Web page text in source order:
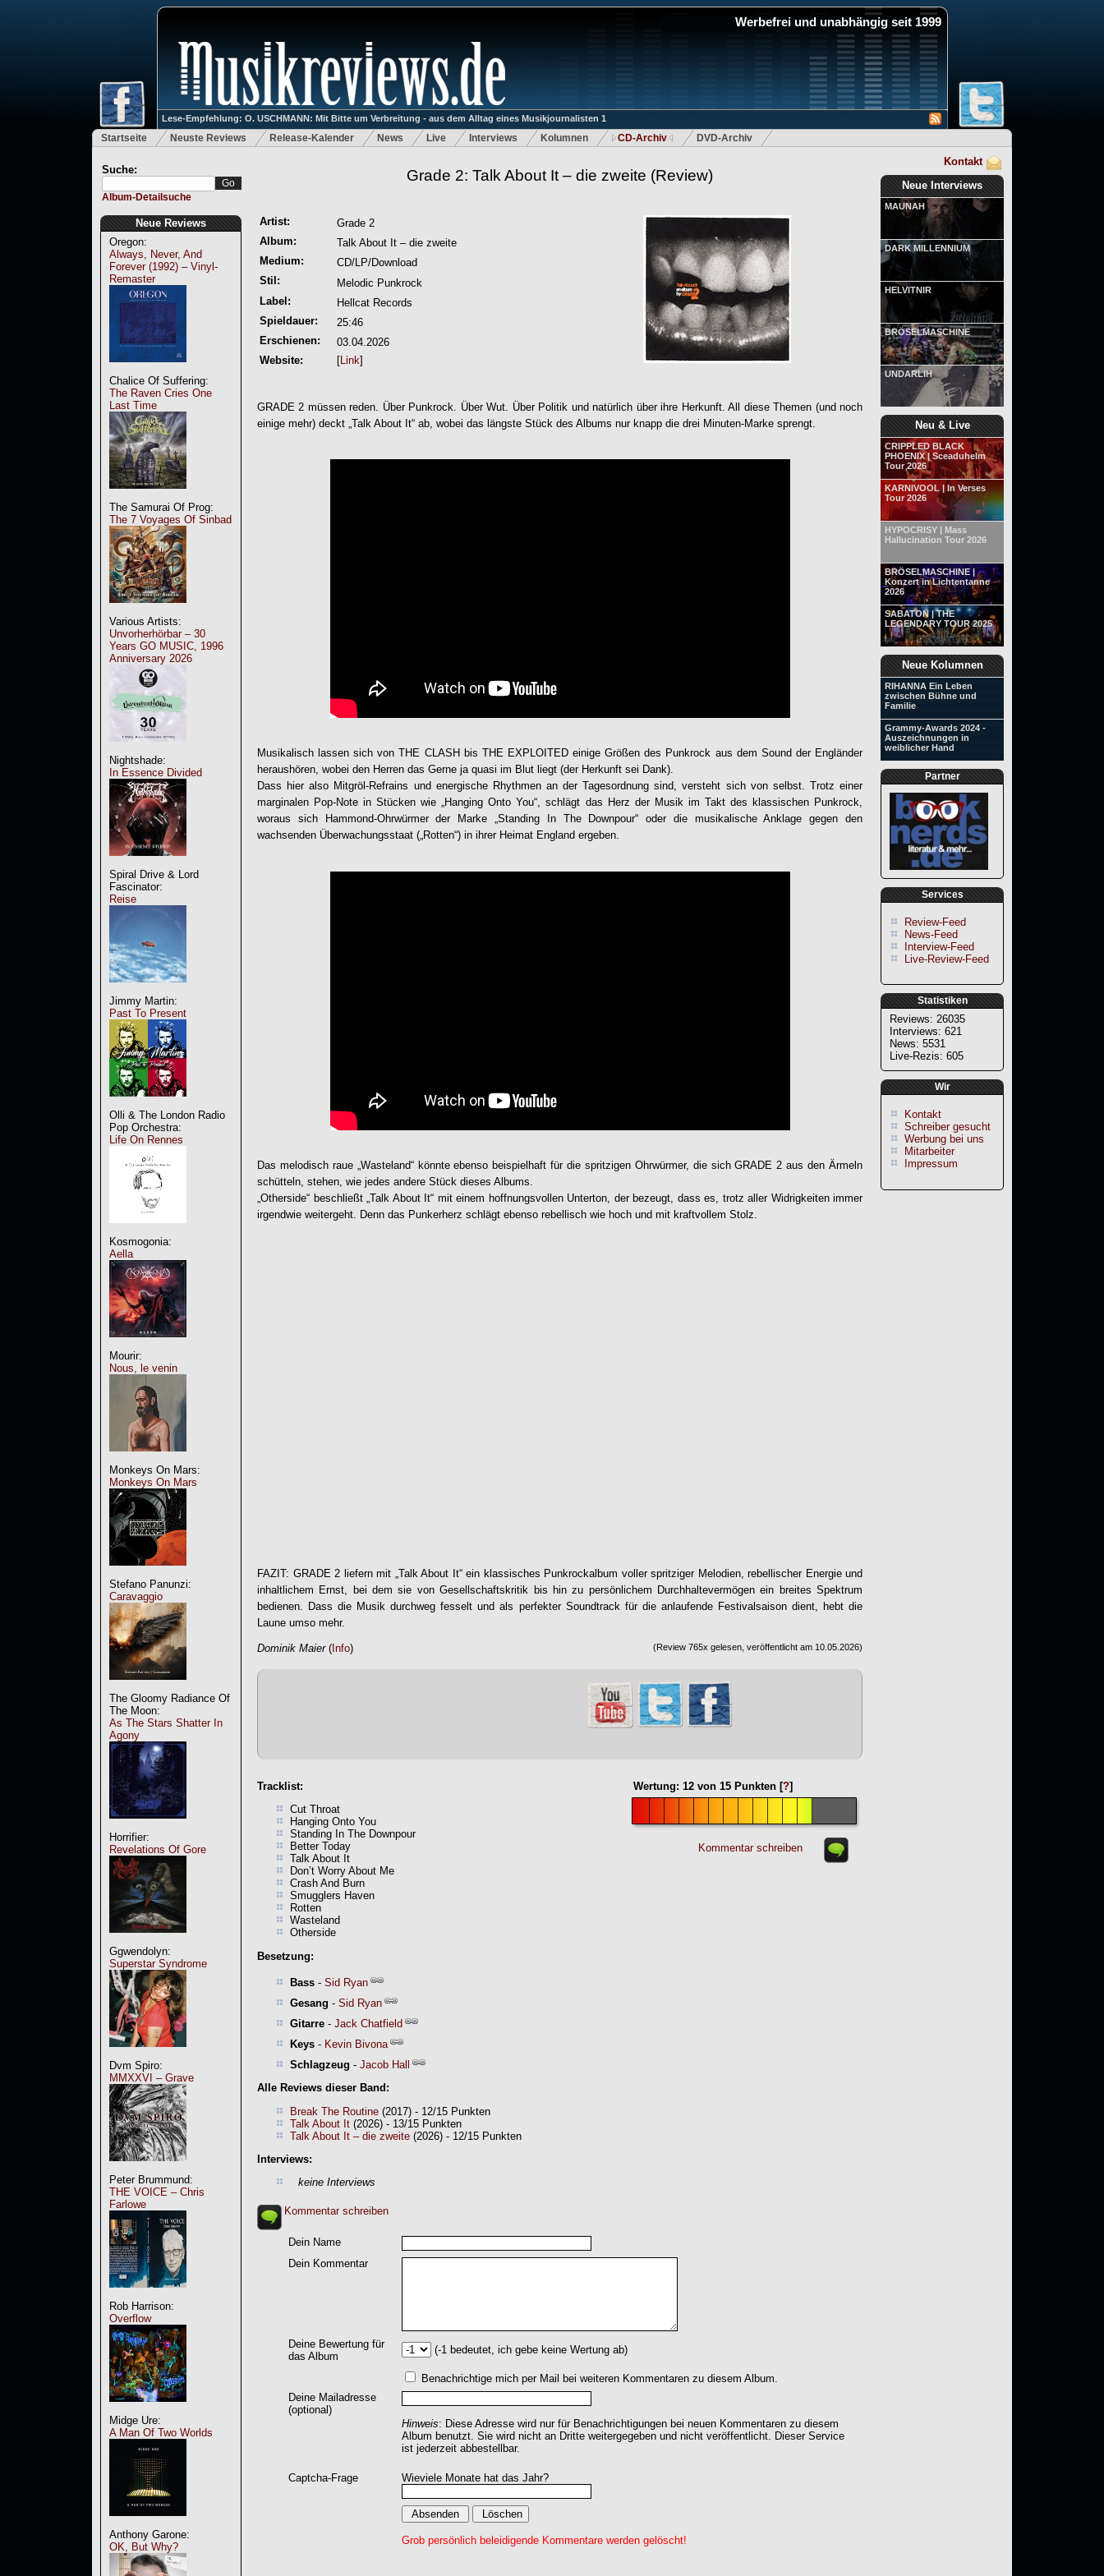
Werbefrei und unabhängig seit 1999
Lese-Empfehlung: O. USCHMANN: Mit Bitte um Verbreitung - aus dem Alltag eines Musikjournalisten 1
Startseite Neuste Reviews Release-Kalender News Live Interviews Kolumnen CD-Archiv DVD-Archiv
Suche:
Album-Detailsuche
Neue Reviews
Oregon:
Always, Never, And
Forever (1992) – Vinyl-
Remaster
Chalice Of Suffering:
The Raven Cries One
Last Time
The Samurai Of Prog:
The 7 Voyages Of Sinbad
Various Artists:
Unvorherhörbar – 30
Years GO MUSIC, 1996
Anniversary 2026
Nightshade:
In Essence Divided
Spiral Drive & Lord
Fascinator:
Reise
Jimmy Martin:
Past To Present
Olli & The London Radio
Pop Orchestra:
Life On Rennes
Kosmogonia:
Aella
Mourir:
Nous, le venin
Monkeys On Mars:
Monkeys On Mars
Stefano Panunzi:
Caravaggio
The Gloomy Radiance Of
The Moon:
As The Stars Shatter In
Agony
Horrifier:
Revelations Of Gore
Ggwendolyn:
Superstar Syndrome
Dvm Spiro:
MMXXVI – Grave
Peter Brummund:
THE VOICE – Chris
Farlowe
Rob Harrison:
Overflow
Midge Ure:
A Man Of Two Worlds
Anthony Garone:
OK, But Why?
Kontakt
Neue Interviews
MAUNAH
DARK MILLENNIUM
HELVITNIR
BRÖSELMASCHINE
UNDARLIH
Neu & Live
CRIPPLED BLACK
PHOENIX | Sceaduhelm
Tour 2026
KARNIVOOL | In Verses
Tour 2026
HYPOCRISY | Mass
Hallucination Tour 2026
BRÖSELMASCHINE |
Konzert in Lichtentanne
2026
SABATON | THE
LEGENDARY TOUR 2025
Neue Kolumnen
RIHANNA Ein Leben
zwischen Bühne und
Familie
Grammy-Awards 2024 -
Auszeichnungen in
weiblicher Hand
Partner
Services
Review-Feed
News-Feed
Interview-Feed
Live-Review-Feed
Statistiken
Reviews: 26035
Interviews: 621
News: 5531
Live-Rezis: 605
Wir
Kontakt
Schreiber gesucht
Werbung bei uns
Mitarbeiter
Impressum
Grade 2: Talk About It – die zweite (Review)
Artist:
Grade 2
Album:
Talk About It – die zweite
Medium:
CD/LP/Download
Stil:
Melodic Punkrock
Label:
Hellcat Records
Spieldauer:
25:46
Erschienen:
03.04.2026
Website:
[Link]
GRADE 2 müssen reden. Über Punkrock. Über Wut. Über Politik und natürlich über ihre Herkunft. All diese Themen (und noch
einige mehr) deckt „Talk About It“ ab, wobei das längste Stück des Albums nur knapp die drei Minuten-Marke sprengt.
Musikalisch lassen sich von THE CLASH bis THE EXPLOITED einige Größen des Punkrock aus dem Sound der Engländer
heraushören, wobei den Herren das Gerne ja quasi im Blut liegt (der Herkunft sei Dank).
Dass hier also Mitgröl-Refrains und energische Rhythmen an der Tagesordnung sind, versteht sich von selbst. Trotz einer
marginalen Pop-Note in Stücken wie „Hanging Onto You“, schlägt das Herz der Musik im Takt des klassischen Punkrock,
woraus sich Hammond-Ohrwürmer der Marke „Standing In The Downpour“ oder die musikalische Anklage gegen den
wachsenden Überwachungsstaat („Rotten“) in ihrer Heimat England ergeben.
Das melodisch raue „Wasteland“ könnte ebenso beispielhaft für die spritzigen Ohrwürmer, die sichGRADE 2 aus den Ärmeln
schütteln, stehen, wie jedes andere Stück dieses Albums.
„Otherside“ beschließt „Talk About It“ mit einem hoffnungsvollen Unterton, der bezeugt, dass es, trotz aller Widrigkeiten immer
irgendwie weitergeht. Denn das Punkerherz schlägt ebenso rebellisch wie hoch und mit kraftvollem Stolz.
FAZIT: GRADE 2 liefern mit „Talk About It“ ein klassisches Punkrockalbum voller spritziger Melodien, rebellischer Energie und
inhaltlichem Ernst, bei dem sie von Gesellschaftskritik bis hin zu persönlichem Durchhaltevermögen ein breites Spektrum
bedienen. Dass die Musik durchweg fesselt und als perfekter Soundtrack für die anlaufende Festivalsaison dient, hebt die
Laune umso mehr.
Dominik Maier( Info) (Review 765x gelesen, veröffentlicht am 10.05.2026)
Wertung: 12 von 15 Punkten [?]
Kommentar schreiben
Tracklist:
Cut Throat
Hanging Onto You
Standing In The Downpour
Better Today
Talk About It
Don’t Worry About Me
Crash And Burn
Smugglers Haven
Rotten
Wasteland
Otherside
Besetzung:
Bass - Sid Ryan
Gesang - Sid Ryan
Gitarre - Jack Chatfield
Keys - Kevin Bivona
Schlagzeug - Jacob Hall
Alle Reviews dieser Band:
Break The Routine (2017) - 12/15 Punkten
Talk About It (2026) - 13/15 Punkten
Talk About It – die zweite (2026) - 12/15 Punkten
Interviews:
keine Interviews
Kommentar schreiben
Dein Name
Dein Kommentar
Deine Bewertung für
das Album
(-1 bedeutet, ich gebe keine Wertung ab)
Benachrichtige mich per Mail bei weiteren Kommentaren zu diesem Album.
Deine Mailadresse
(optional)
Hinweis: Diese Adresse wird nur für Benachrichtigungen bei neuen Kommentaren zu diesem
Album benutzt. Sie wird nicht an Dritte weitergegeben und nicht veröffentlicht. Dieser Service
ist jederzeit abbestellbar.
Captcha-Frage Wieviele Monate hat das Jahr?
Grob persönlich beleidigende Kommentare werden gelöscht!